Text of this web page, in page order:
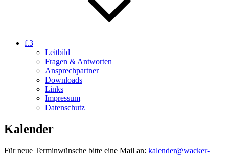
f.3
Leitbild
Fragen & Antworten
Ansprechpartner
Downloads
Links
Impressum
Datenschutz
Kalender
Für neue Terminwünsche bitte eine Mail an: kalender@wacker-